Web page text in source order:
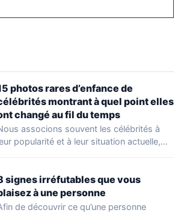
photos rares d’enfance de
montrant à quel point elles
changé au fil du temps
associons souvent les célébrités à
popularité et à leur situation actuelle,
signes irréfutables que vous
à une personne
de découvrir ce qu’une personne